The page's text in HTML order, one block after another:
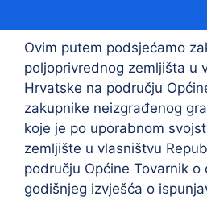
Ovim putem podsjećamo
poljoprivrednog zemljišta u
Hrvatske na području
zakupnike neizgrađenog
koje je po uporabnom
zemljište u vlasništvu
području Općine Tovarnik
godišnjeg izvješća o